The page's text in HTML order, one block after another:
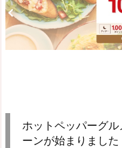
ホットペッパーグ
ーンが始まりました